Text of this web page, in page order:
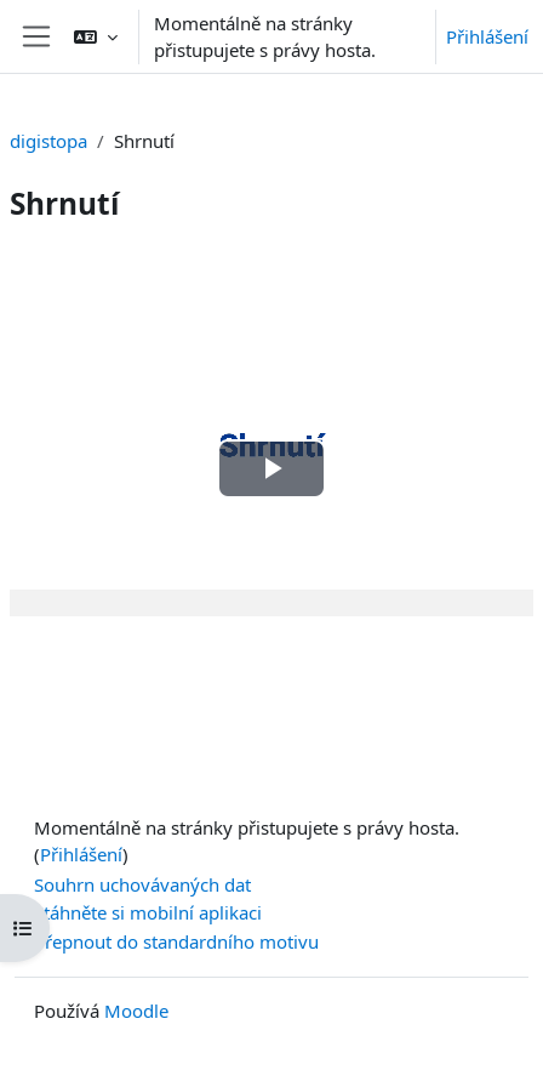
Přejít k hlavnímu obsahu
Boční panel
Momentálně na stránky
přistupujete s právy hosta.
Přihlášení
Otevřít indexu kurzu
digistopa Shrnutí
Shrnutí
Přehrát
Momentálně na stránky přistupujete s právy hosta.
(Přihlášení)
Souhrn uchovávaných dat
Stáhněte si mobilní aplikaci
Přepnout do standardního motivu
Používá Moodle